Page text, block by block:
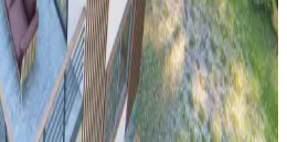
Önleme Yöntemleri ve
için kaymaz altlıklar, çift taraflı
gibi çözümler inceleniyor.
ürün seçimi ve uygulama önemlidir.